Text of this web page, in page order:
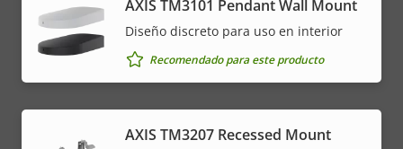
AXIS TM3101 Pendant Wall Mount
Diseño discreto para uso en interior
Recomendado para este producto
AXIS TM3207 Recessed Mount